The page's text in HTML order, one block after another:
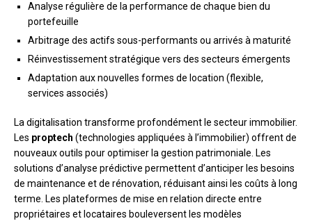
Analyse régulière de la performance de chaque bien du
portefeuille
Arbitrage des actifs sous-performants ou arrivés à maturité
Réinvestissement stratégique vers des secteurs émergents
Adaptation aux nouvelles formes de location (flexible,
services associés)
La digitalisation transforme profondément le secteur immobilier.
Les proptech (technologies appliquées à l’immobilier) offrent de
nouveaux outils pour optimiser la gestion patrimoniale. Les
solutions d’analyse prédictive permettent d’anticiper les besoins
de maintenance et de rénovation, réduisant ainsi les coûts à long
terme. Les plateformes de mise en relation directe entre
propriétaires et locataires bouleversent les modèles